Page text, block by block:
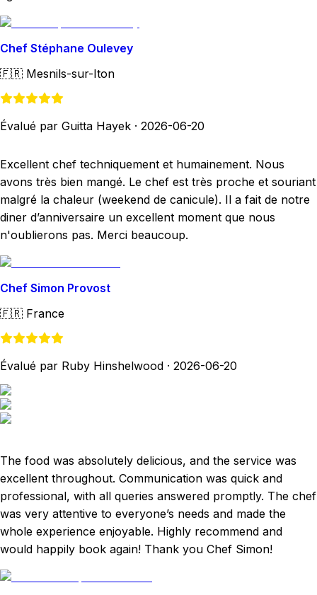
Chef Stéphane Oulevey
🇫🇷 Mesnils-sur-Iton
Évalué par Guitta Hayek · 2026-06-20
Excellent chef techniquement et humainement. Nous
avons très bien mangé. Le chef est très proche et souriant
malgré la chaleur (weekend de canicule). Il a fait de notre
diner d’anniversaire un excellent moment que nous
n'oublierons pas. Merci beaucoup.
Chef Simon Provost
🇫🇷 France
Évalué par Ruby Hinshelwood · 2026-06-20
The food was absolutely delicious, and the service was
excellent throughout. Communication was quick and
professional, with all queries answered promptly. The chef
was very attentive to everyone’s needs and made the
whole experience enjoyable. Highly recommend and
would happily book again! Thank you Chef Simon!